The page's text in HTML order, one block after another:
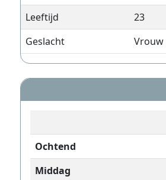
Leeftijd
23
Geslacht
Vrouw
Ochtend
Middag